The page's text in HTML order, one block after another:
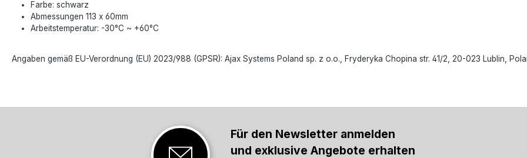
Farbe: schwarz
Abmessungen 113 x 60mm
Arbeitstemperatur: -30°C ~ +60°C
Angaben gemäß EU-Verordnung (EU) 2023/988 (GPSR): Ajax Systems Poland sp. z o.o., Fryderyka Chopina str. 41/2, 20-023 Lublin,
Für den Newsletter anmelden
und exklusive Angebote erhalten